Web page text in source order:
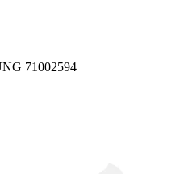
71002594